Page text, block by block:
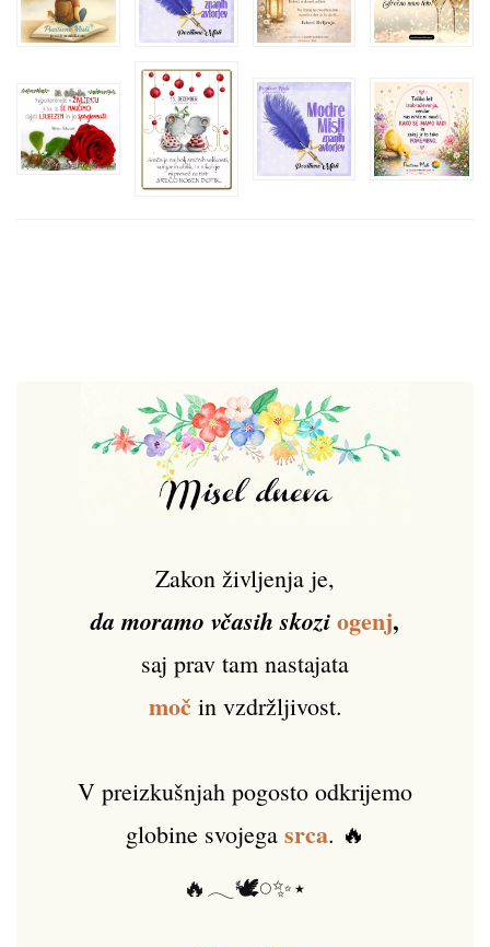
Zakon življenja je,
da moramo včasih skoziogenj,
saj prav tam nastajata
močin vzdržljivost.
V preizkušnjah pogosto odkrijemo
globine svojega srca. 🔥
🔥𓂃🕊️𓏸✨⋆